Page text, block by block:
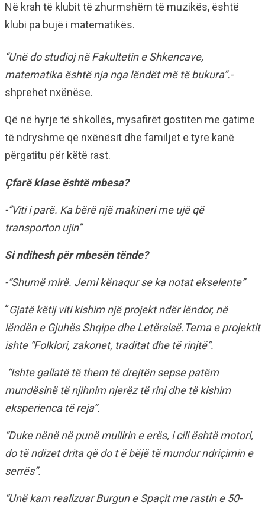
Në krah të klubit të zhurmshëm të muzikës, është
klubi pa bujë i matematikës.
“Unë do studioj në Fakultetin e Shkencave,
matematika është nja nga lëndët më të bukura”.-
shprehet nxënëse.
Që në hyrje të shkollës, mysafirët gostiten me gatime
të ndryshme që nxënësit dhe familjet e tyre kanë
përgatitu për këtë rast.
Çfarë klase është mbesa?
-“Viti i parë. Ka bërë një makineri me ujë që
transporton ujin”
Si ndihesh për mbesën tënde?
-“Shumë mirë. Jemi kënaqur se ka notat ekselente”
“Gjatë këtij viti kishim një projekt ndër lëndor, në
lëndën e Gjuhës Shqipe dhe Letërsisë.Tema e projektit
ishte “Folklori, zakonet, traditat dhe të rinjtë”.
“Ishte gallatë të them të drejtën sepse patëm
mundësinë të njihnim njerëz të rinj dhe të kishim
eksperienca të reja”.
“Duke nënë në punë mullirin e erës, i cili është motori,
do të ndizet drita që do t ë bëjë të mundur ndriçimin e
serrës”.
“Unë kam realizuar Burgun e Spaçit me rastin e 50-